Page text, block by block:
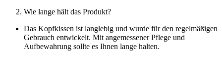
Wie lange hält das Produkt?
Das Kopfkissen ist langlebig und wurde für den regelmäßigen
Gebrauch entwickelt. Mit angemessener Pflege und
Aufbewahrung sollte es Ihnen lange halten.